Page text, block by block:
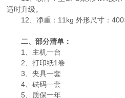
适时升级。
12、净重：11kg 外形尺寸：
二、部分清单：
1、主机一台
2、打印纸1卷
3、夹具一套
4、砝码一套
5、质保一年